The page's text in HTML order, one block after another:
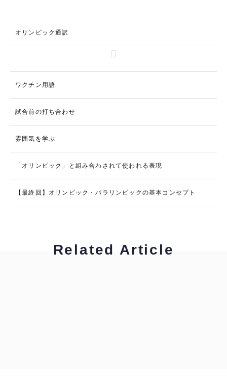
オリンピック通訳
ワクチン用語
試合前の打ち合わせ
雰囲気を学ぶ
「オリンピック」と組み合わされて使われる表現
【最終回】オリンピック・パラリンピックの基本コンセプト
Related Article